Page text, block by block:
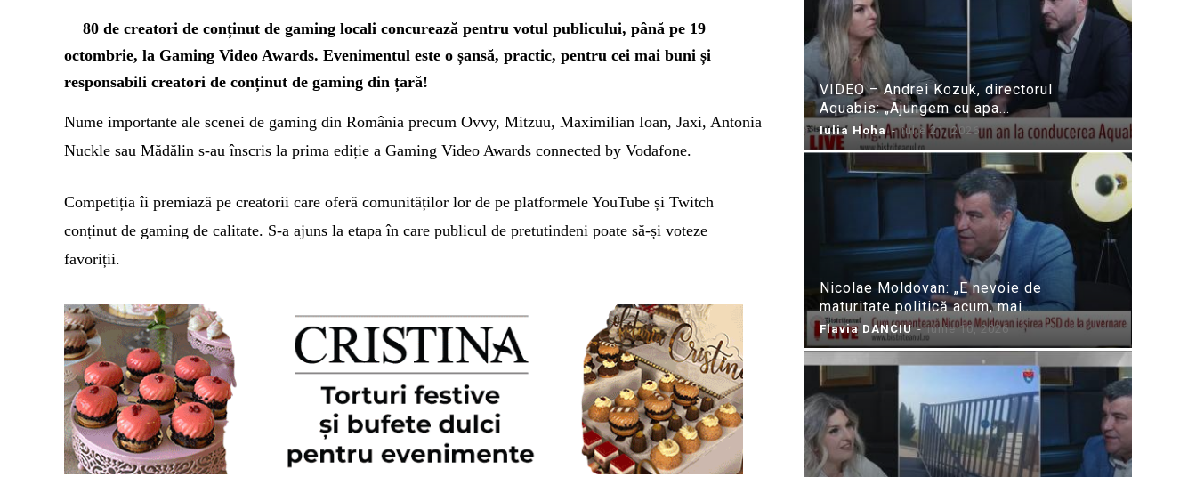
80 de creatori de conținut de gaming locali concurează pentru votul publicului, până pe 19
octombrie, la Gaming Video Awards. Evenimentul este o șansă, practic, pentru cei mai buni și
responsabili creatori de conținut de gaming din țară!
Nume importante ale scenei de gaming din România precum Ovvy, Mitzuu, Maximilian Ioan, Jaxi, Antonia
Nuckle sau Mădălin s-auînscris la prima ediție a Gaming Video Awards connected by Vodafone.
Competiția îi premiază pe creatorii care oferă comunităților lor de pe platformele YouTube și Twitch
conținut de gaming de calitate. S-a ajuns la etapa în care publicul de pretutindeni poate să-și voteze
favoriții.
VIDEO – Andrei Kozuk, directorul
Aquabis: „Ajungem cu apa...
Iulia Hoha - iulie 21, 2026
Nicolae Moldovan: „E nevoie de
maturitate politică acum, mai...
Flavia DANCIU - iunie 10, 2026